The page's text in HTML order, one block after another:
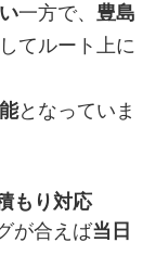
一方で、 豊島
てルート上に
となっていま
もり対応
が合えば当日